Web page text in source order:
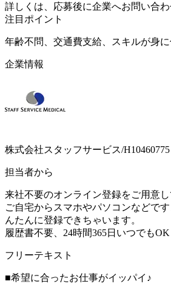
詳しくは、応募後に企業へお問い合
注目ポイント
年齢不問、交通費支給、スキルが身
企業情報
株式会社スタッフサービス/H10460775
担当者から
来社不要のオンライン登録をご用意し
ご自宅からスマホやパソコンなどで
んたんに登録できちゃいます。
履歴書不要、24時間365日いつでもOK
フリーテキスト
■希望に合ったお仕事がイッパイ♪